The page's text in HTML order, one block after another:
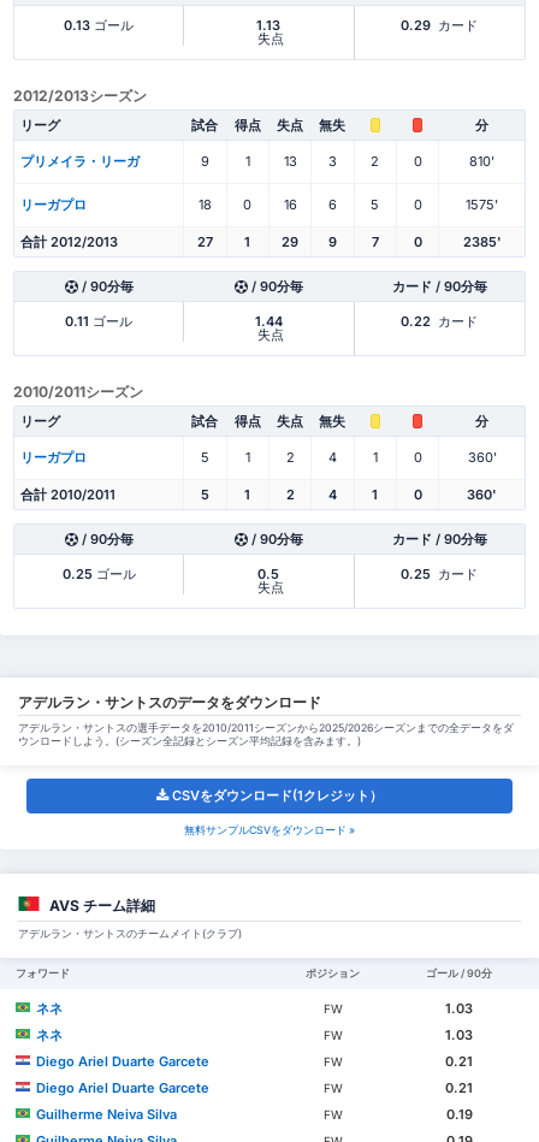
0.13 ゴール 1.13
失点
0.29 カード
2012/2013シーズン
リーグ 試合 得点 失点 無失 分
プリメイラ・リーガ 9 1 13 3 2 0 810'
リーガプロ 18 0 16 6 5 0 1575'
合計 2012/2013 27 1 29 9 7 0 2385'
/ 90分毎 / 90分毎 カード / 90分毎
0.11 ゴール 1.44
失点
0.22 カード
2010/2011シーズン
リーグ 試合 得点 失点 無失 分
リーガプロ 5 1 2 4 1 0 360'
合計 2010/2011 5 1 2 4 1 0 360'
/ 90分毎 / 90分毎 カード / 90分毎
0.25ゴール 0.5
失点
0.25 カード
アデルラン・サントスのデータをダウンロード
アデルラン・サントスの選手データを2010/2011シーズンから2025/2026シーズンまでの全データをダ
ウンロードしよう。(シーズン全記録とシーズン平均記録を含みます。)
CSVをダウンロード(1クレジット）
無料サンプルCSVをダウンロード »
AVS チーム詳細
アデルラン・サントスのチームメイト(クラブ)
フォワード ポジション ゴール / 90分
ネネ FW
1.03
ネネ
FW
1.03
Diego Ariel Duarte Garcete
FW
0.21
Diego Ariel Duarte Garcete
FW
0.21
Guilherme Neiva Silva
FW
0.19